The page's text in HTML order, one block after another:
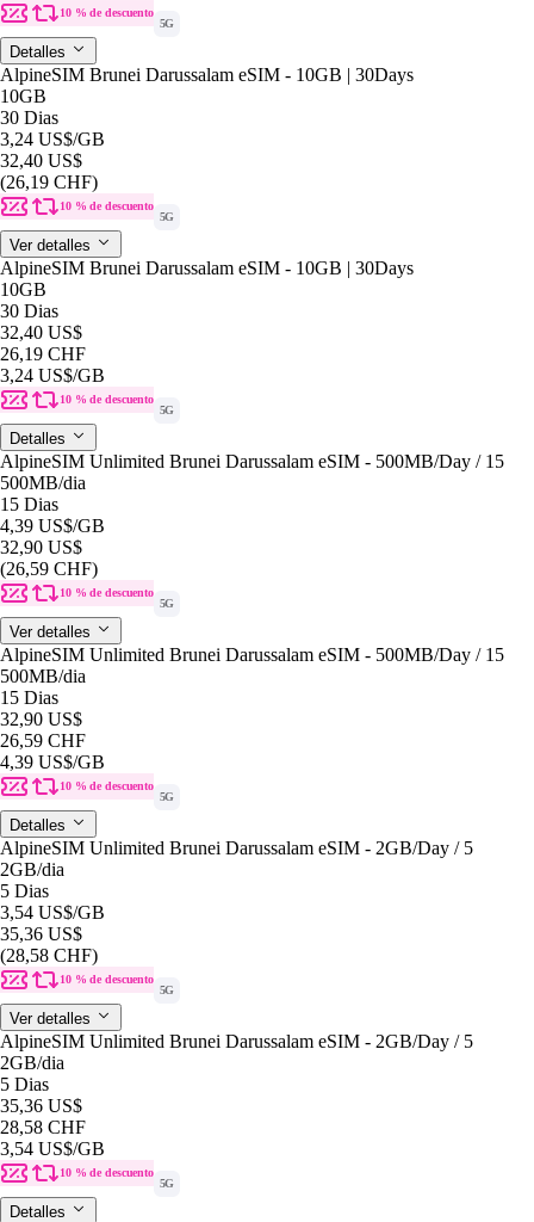
10 % de descuento
5G
Detalles
AlpineSIM Brunei Darussalam eSIM - 10GB | 30Days
10GB
30 Dias
3,24 US$/GB
32,40 US$
(26,19 CHF)
10 % de descuento
5G
Ver detalles
AlpineSIM Brunei Darussalam eSIM - 10GB | 30Days
10GB
30 Dias
32,40 US$
26,19 CHF
3,24 US$/GB
10 % de descuento
5G
Detalles
AlpineSIM Unlimited Brunei Darussalam eSIM - 500MB/Day / 15
500MB/dia
15 Dias
4,39 US$/GB
32,90 US$
(26,59 CHF)
10 % de descuento
5G
Ver detalles
AlpineSIM Unlimited Brunei Darussalam eSIM - 500MB/Day / 15
500MB/dia
15 Dias
32,90 US$
26,59 CHF
4,39 US$/GB
10 % de descuento
5G
Detalles
AlpineSIM Unlimited Brunei Darussalam eSIM - 2GB/Day / 5
2GB/dia
5 Dias
3,54 US$/GB
35,36 US$
(28,58 CHF)
10 % de descuento
5G
Ver detalles
AlpineSIM Unlimited Brunei Darussalam eSIM - 2GB/Day / 5
2GB/dia
5 Dias
35,36 US$
28,58 CHF
3,54 US$/GB
10 % de descuento
5G
Detalles